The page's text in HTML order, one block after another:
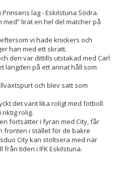
lag - Eskilstuna Södra.
lirat en hel del matcher på
vi hade knickers och
han med ett skratt.
den var dittills utstakad med Carl
längden på ett annat håll som
och blev satt som
det varit lika roligt med fotboll.
rolig.
fortsätter i fyran med City, får
fronten i stället för de bakre
City kan stoltsera med när
från tiden i IFK Eskilstuna.